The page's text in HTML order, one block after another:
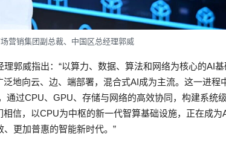
营销集团副总裁、中国区总经理郭威
郭威指出：“以算力、数据、算法和网络为核心的AI
地向云、边、端部署，混合式AI成为主流。这一进程
过CPU、GPU、存储与网络的高效协同，构建系统级
信，以CPU为中枢的新一代智算基础设施，正在成为
更加普惠的智能新时代。”